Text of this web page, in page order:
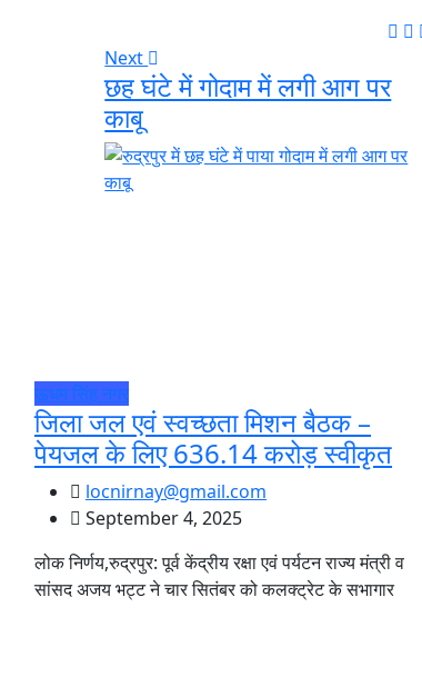
Next
छह घंटे में गोदाम में लगी आग पर
काबू
ऊधम सिंह नगर
जिला जल एवं स्वच्छता मिशन बैठक –
पेयजल के लिए 636.14 करोड़ स्वीकृत
locnirnay@gmail.com
September 4, 2025
लोक निर्णय,रुद्रपुर: पूर्व केंद्रीय रक्षा एवं पर्यटन राज्य मंत्री व
सांसद अजय भट्ट ने चार सितंबर को कलक्ट्रेट के सभागार